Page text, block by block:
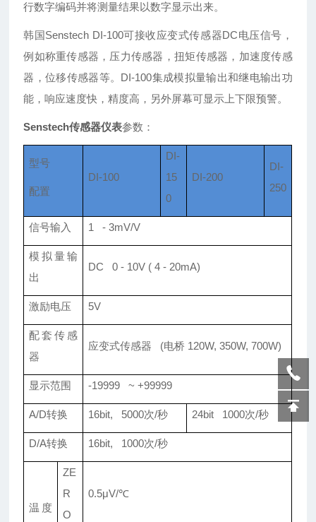
行数字编码并将测量结果以数字显示出来。
韩国Senstech DI-100可接收应变式传感器DC电压信号，
例如称重传感器，压力传感器，扭矩传感器，加速度传感
器，位移传感器等。DI-100集成模拟量输出和继电输出功
能，响应速度快，精度高，另外屏幕可显示上下限预警。
Senstech传感器仪表参数：
型号
配置
DI-100
DI-
15
0
DI-200
DI-
250
信号输入 1 - 3mV/V
模拟量输
出
DC 0 - 10V ( 4 - 20mA)
激励电压 5V
配套传感
器
应变式传感器 (电桥 120W, 350W, 700W)
显示范围 -19999 ~ +99999
A/D转换 16bit, 5000次/秒 24bit 1000次/秒
D/A转换 16bit, 1000次/秒
温度
ZE
R
O
0.5μV/℃